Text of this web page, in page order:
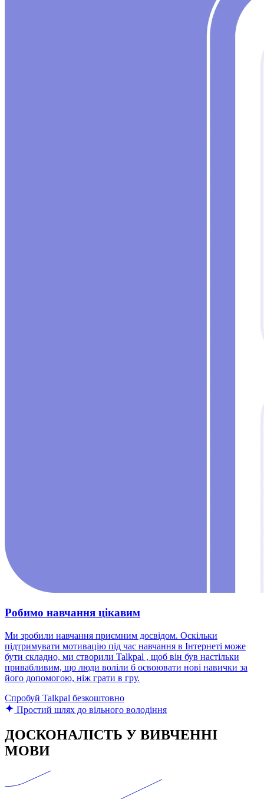
Робимо навчання цікавим
Ми зробили навчання приємним досвідом. Оскільки
підтримувати мотивацію під час навчання в Інтернеті може
бути складно, ми створили Talkpal , щоб він був настільки
привабливим, що люди воліли б освоювати нові навички за
його допомогою, ніж грати в гру.
Спробуй Talkpal безкоштовно
Простий шлях до вільного володіння
ДОСКОНАЛІСТЬ У ВИВЧЕННІ
МОВИ